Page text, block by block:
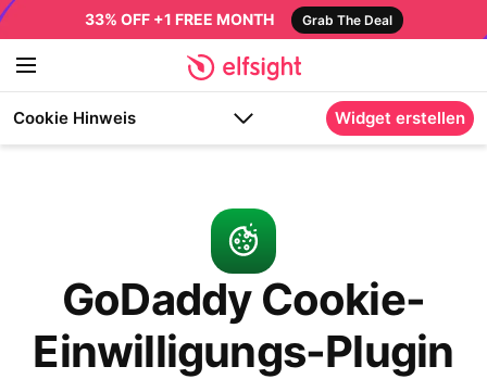
33% OFF +1 FREE MONTH Grab The Deal
Cookie Hinweis Widget erstellen
GoDaddy Cookie-
Einwilligungs-Plugin